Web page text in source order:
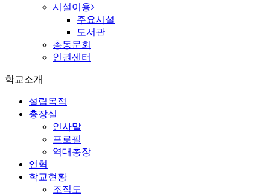
시설이용
주요시설
도서관
총동문회
인권센터
학교소개
설립목적
총장실
인사말
프로필
역대총장
연혁
학교현황
조직도